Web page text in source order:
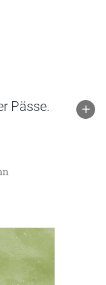
Pässe.